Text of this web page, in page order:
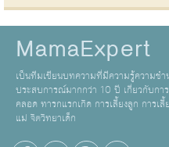
MamaExpert
เป็นทีมเขียนบทความที่มีความรู้ความช
ประสบการณ์มากกว่า 10 ปี เกี่ยวกับกา
คลอด ทารกแรกเกิด การเลี้ยงลูก การเ
แม่ จิตวิทยาเด็ก